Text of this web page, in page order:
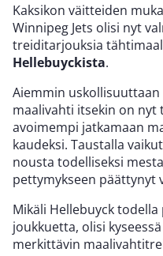
Kaksikon väitteiden
Winnipeg Jets olisi nyt
treiditarjouksia
Hellebuyckista.
Aiemmin
maalivahti itsekin on nyt
avoimempi jatkamaan
kaudeksi. Taustalla
nousta todelliseksi
pettymykseen päättynyt
Mikäli Hellebuyck
joukkuetta, olisi
merkittävin